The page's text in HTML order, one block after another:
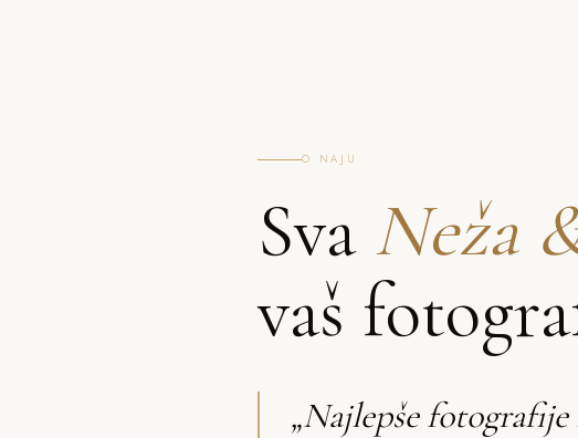
O NAJU
Sva Neža
vaš
„Najlepše